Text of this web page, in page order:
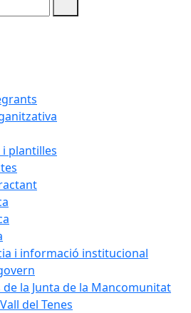
plantilles
i informació institucional
de la Junta de la Mancomunitat
del Tenes